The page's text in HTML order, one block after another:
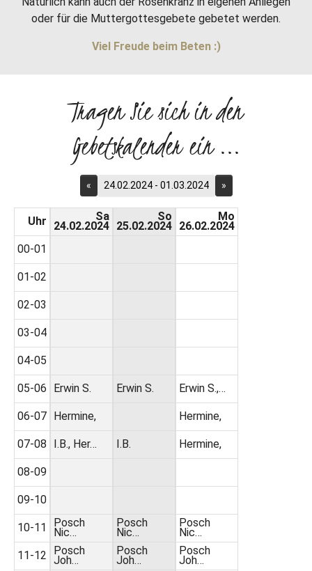
oder für die Muttergottesgebete gebetet werden.
Viel Freude beim Beten :)
Tragen Sie sich in den
Gebetskalender ein ...
« 24.02.2024 - 01.03.2024 »
Uhr
00-01
01-02
02-03
03-04
04-05
05-06
06-07
07-08
08-09
09-10
10-11
11-12
Sa
24.02.2024
Erwin S.
Hermine,
I.B., Her…
Posch
Nic…
Posch
Joh…
So
25.02.2024
Erwin S.
I.B.
Posch
Nic…
Posch
Joh…
Mo
26.02.2024
Erwin S.,…
Hermine,
Hermine,
Posch
Nic…
Posch
Joh…